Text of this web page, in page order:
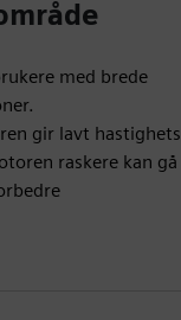
med brede
gir lavt hastighets
raskere kan gå